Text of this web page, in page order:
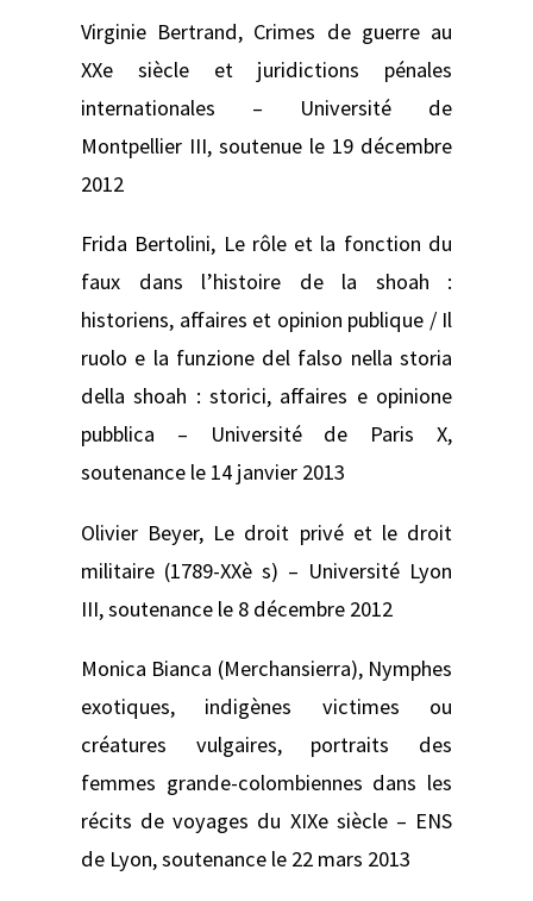
Virginie Bertrand, Crimes de guerre au
XXe siècle et juridictions pénales
internationales – Université de
Montpellier III, soutenue le 19 décembre
2012
Frida Bertolini, Le rôle et la fonction du
faux dans l’histoire de la shoah :
historiens, affaires et opinion publique / Il
ruolo e la funzione del falso nella storia
della shoah : storici, affaires e opinione
pubblica –
Université de Paris X,
soutenance le 14 janvier 2013
Olivier Beyer, Le droit privé et le droit
militaire (1789-XXè s) – Université Lyon
III, soutenance le 8 décembre 2012
Monica Bianca (Merchansierra), Nymphes
exotiques, indigènes victimes ou
créatures vulgaires, portraits des
femmes grande-colombiennes dans les
récits de voyages du XIXe siècle – ENS
de Lyon, soutenance le 22 mars 2013